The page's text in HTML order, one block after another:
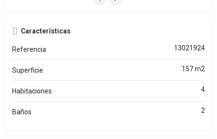
Características
Referencia 13021924
Superficie 157 m2
Habitaciones 4
Baños 2